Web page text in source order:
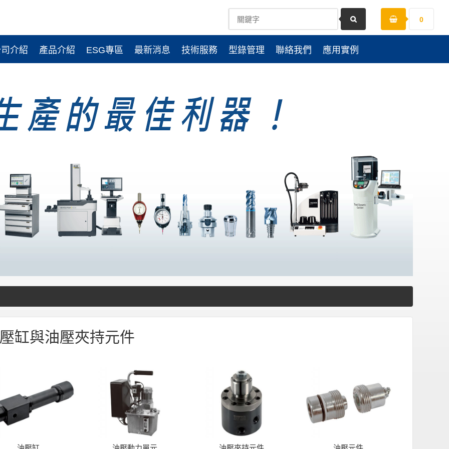
0
介紹 產品介紹 ESG專區 最新消息 技術服務 型錄管理 聯絡我們 應用實例
缸與油壓夾持元件